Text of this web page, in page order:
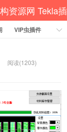
资源网 Tekla插
料VIP虫插件
阅读(1203)